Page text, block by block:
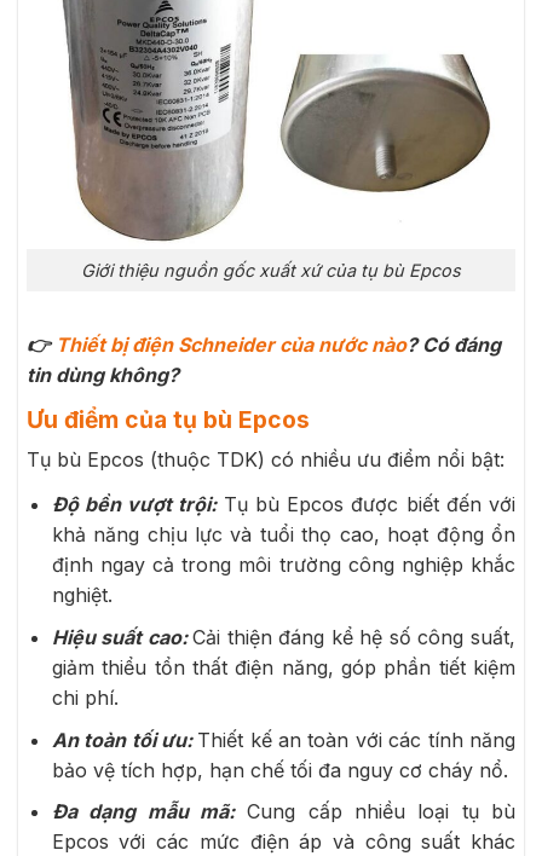
Giới thiệu nguồn gốc xuất xứ của tụ bù Epcos
👉 Thiết bị điện Schneider của nước nào? Có đáng
tin dùng không?
Ưu điểm của tụ bù Epcos
Tụ bù Epcos (thuộc TDK) có nhiều ưu điểm nổi bật:
Độ bền vượt trội: Tụ bù Epcos được biết đến với
khả năng chịu lực và tuổi thọ cao, hoạt động ổn
định ngay cả trong môi trường công nghiệp khắc
nghiệt.
Hiệu suất cao:Cải thiện đáng kể hệ số công suất,
giảm thiểu tổn thất điện năng, góp phần tiết kiệm
chi phí.
An toàn tối ưu: Thiết kế an toàn với các tính năng
bảo vệ tích hợp, hạn chế tối đa nguy cơ cháy nổ.
Đa dạng mẫu mã:Cung cấp nhiều loại tụ bù
Epcos với các mức điện áp và công suất khác